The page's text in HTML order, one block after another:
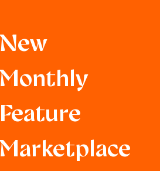
New
Monthly
Feature
Marketplace